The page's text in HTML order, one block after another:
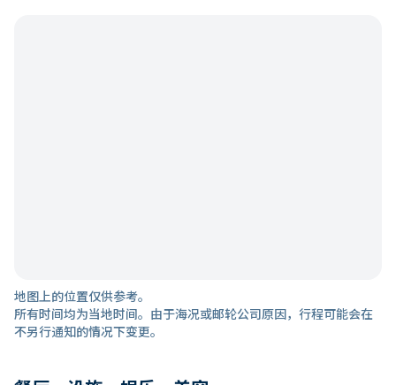
地图上的位置仅供参考。
所有时间均为当地时间。由于海况或邮轮公司原因，行程可能会在
不另行通知的情况下变更。